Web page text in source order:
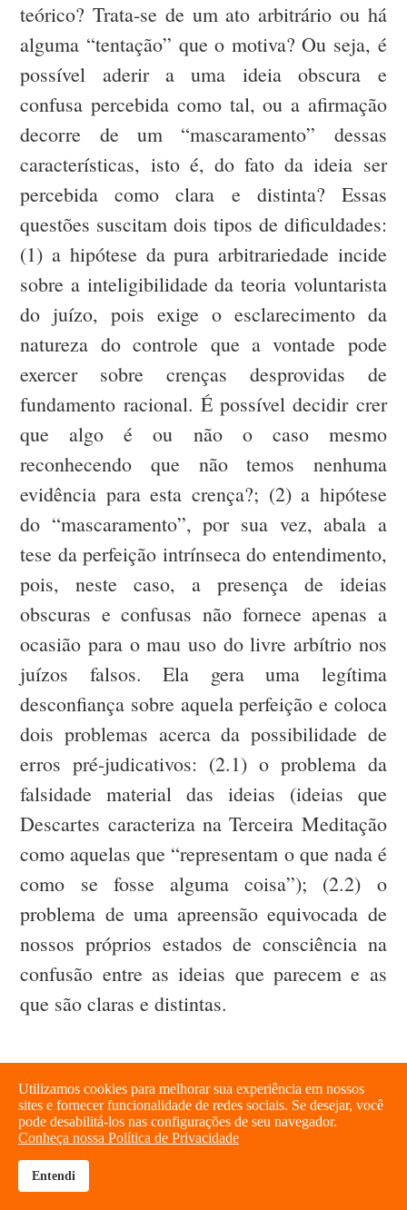
teórico? Trata-se de um ato arbitrário ou há
alguma “tentação” que o motiva? Ou seja, é
possível aderir a uma ideia obscura e
confusa percebida como tal, ou a afirmação
decorre de um “mascaramento” dessas
características, isto é, do fato da ideia ser
percebida como clara e distinta? Essas
questões suscitam dois tipos de dificuldades:
(1) a hipótese da pura arbitrariedade incide
sobre a inteligibilidade da teoria voluntarista
do juízo, pois exige o esclarecimento da
natureza do controle que a vontade pode
exercer sobre crenças desprovidas de
fundamento racional. É possível decidir crer
que algo é ou não o caso mesmo
reconhecendo que não temos nenhuma
evidência para esta crença?; (2) a hipótese
do “mascaramento”, por sua vez, abala a
tese da perfeição intrínseca do entendimento,
pois, neste caso, a presença de ideias
obscuras e confusas não fornece apenas a
ocasião para o mau uso do livre arbítrio nos
juízos falsos. Ela gera uma legítima
desconfiança sobre aquela perfeição e coloca
dois problemas acerca da possibilidade de
erros pré-judicativos: (2.1) o problema da
falsidade material das ideias (ideias que
Descartes caracteriza na Terceira Meditação
como aquelas que “representam o que nada é
como se fosse alguma coisa”); (2.2) o
problema de uma apreensão equivocada de
nossos próprios estados de consciência na
confusão entre as ideias que parecem e as
que são claras e distintas.
Apenas ficções
A solução de Spinoza, por sua vez, parte de
uma crítica radical da explicação cartesiana.
brightness_high
Utilizamos cookies para melhorar sua experiência em nossos
sites e fornecer funcionalidade de redes sociais. Se desejar, você
pode desabilitá-los nas configurações de seu navegador.
Conheça nossa Política de Privacidade
Entendi